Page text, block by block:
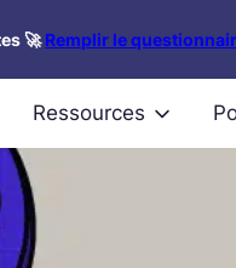
🚀Remplir le
Ressources